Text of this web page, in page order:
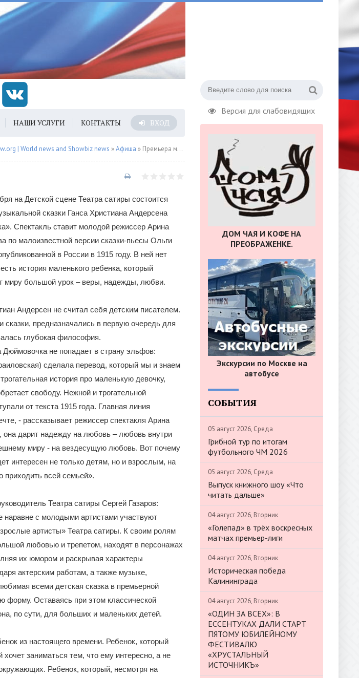
Версия для слабовидящих
НАШИ УСЛУГИ КОНТАКТЫ ВХОД
| World news and Showbiz news »Афиша » Премьера музыкальной сказки Ганса Христиана Андерсена «Дюймовочка» в Театре сатиры
на Детской сцене Театра сатиры состоится
сказки Ганса Христиана Андерсена
Спектакль ставит молодой режиссер Арина
по малоизвестной версии сказки-пьесы Ольги
в России в 1915 году. В ней нет
история маленького ребенка, который
миру большой урок – веры, надежды, любви.
Андерсен не считал себя детским писателем.
сказки, предназначались в первую очередь для
глубокая философия.
Дюймовочка не попадает в страну эльфов:
сделала перевод, который мы и знаем
история про маленькую девочку,
свободу. Нежной и трогательной
от текста 1915 года. Главная линия
- рассказывает режиссер спектакля Арина
она дарит надежду на любовь – любовь внутри
миру - на вездесущую любовь. Вот почему
интересен не только детям, но и взрослым, на
приходить всей семьей».
Театра сатиры Сергей Газаров:
наравне с молодыми артистами участвуют
артисты» Театра сатиры. К своим ролям
любовью и трепетом, находят в персонажах
их юмором и раскрывая характеры
актерским работам, а также музыке,
всеми детская сказка в премьерной
форму. Оставаясь при этом классической
по сути, для больших и маленьких детей.
из настоящего времени. Ребенок, который
заниматься тем, что ему интересно, а не
Ребенок, который, несмотря на
ДОМ ЧАЯ И КОФЕ НА
ПРЕОБРАЖЕНКЕ.
Экскурсии по Москве на
автобусе
СОБЫТИЯ
05 август 2026, Среда
Грибной тур по итогам
футбольного ЧМ 2026
05 август 2026, Среда
Выпуск книжного шоу «Что
читать дальше»
04 август 2026, Вторник
«Голепад» в трёх воскресных
матчах премьер-лиги
04 август 2026, Вторник
Историческая победа
Калининграда
04 август 2026, Вторник
«ОДИН ЗА ВСЕХ»: В
ЕССЕНТУКАХ ДАЛИ СТАРТ
ПЯТОМУ ЮБИЛЕЙНОМУ
ФЕСТИВАЛЮ
«ХРУСТАЛЬНЫЙ
ИСТОЧНИКЪ»